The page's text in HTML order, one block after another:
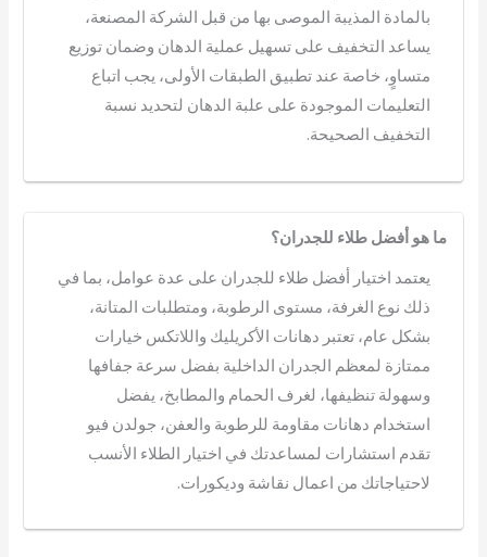
بالمادة المذيبة الموصى بها من قبل الشركة المصنعة،
يساعد التخفيف على تسهيل عملية الدهان وضمان توزيع
متساوٍ، خاصة عند تطبيق الطبقات الأولى، يجب اتباع
التعليمات الموجودة على علبة الدهان لتحديد نسبة
التخفيف الصحيحة.
ما هو أفضل طلاء للجدران؟
يعتمد اختيار أفضل طلاء للجدران على عدة عوامل، بما في
ذلك نوع الغرفة، مستوى الرطوبة، ومتطلبات المتانة،
بشكل عام، تعتبر دهانات الأكريليك واللاتكس خيارات
ممتازة لمعظم الجدران الداخلية بفضل سرعة جفافها
وسهولة تنظيفها، لغرف الحمام والمطابخ، يفضل
استخدام دهانات مقاومة للرطوبة والعفن، جولدن فيو
تقدم استشارات لمساعدتك في اختيار الطلاء الأنسب
لاحتياجاتك من اعمال نقاشة وديكورات.